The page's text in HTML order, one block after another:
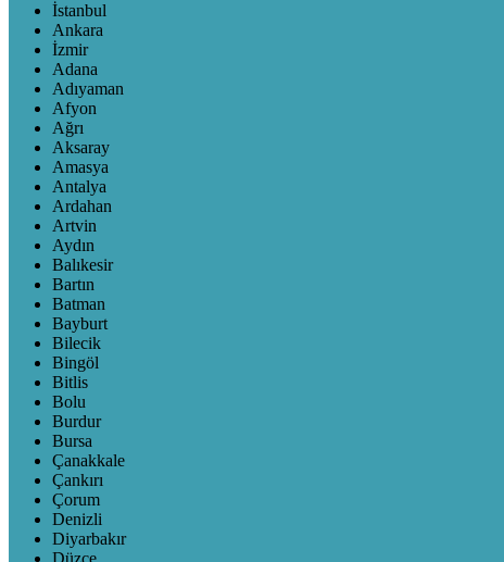
İstanbul
Ankara
İzmir
Adana
Adıyaman
Afyon
Ağrı
Aksaray
Amasya
Antalya
Ardahan
Artvin
Aydın
Balıkesir
Bartın
Batman
Bayburt
Bilecik
Bingöl
Bitlis
Bolu
Burdur
Bursa
Çanakkale
Çankırı
Çorum
Denizli
Diyarbakır
Düzce